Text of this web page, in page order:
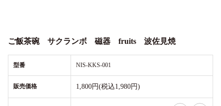
ご飯茶碗 サクランボ 磁器 fruits 波佐見焼
型番 NIS-KKS-001
販売価格 1,800円(税込1,980円)